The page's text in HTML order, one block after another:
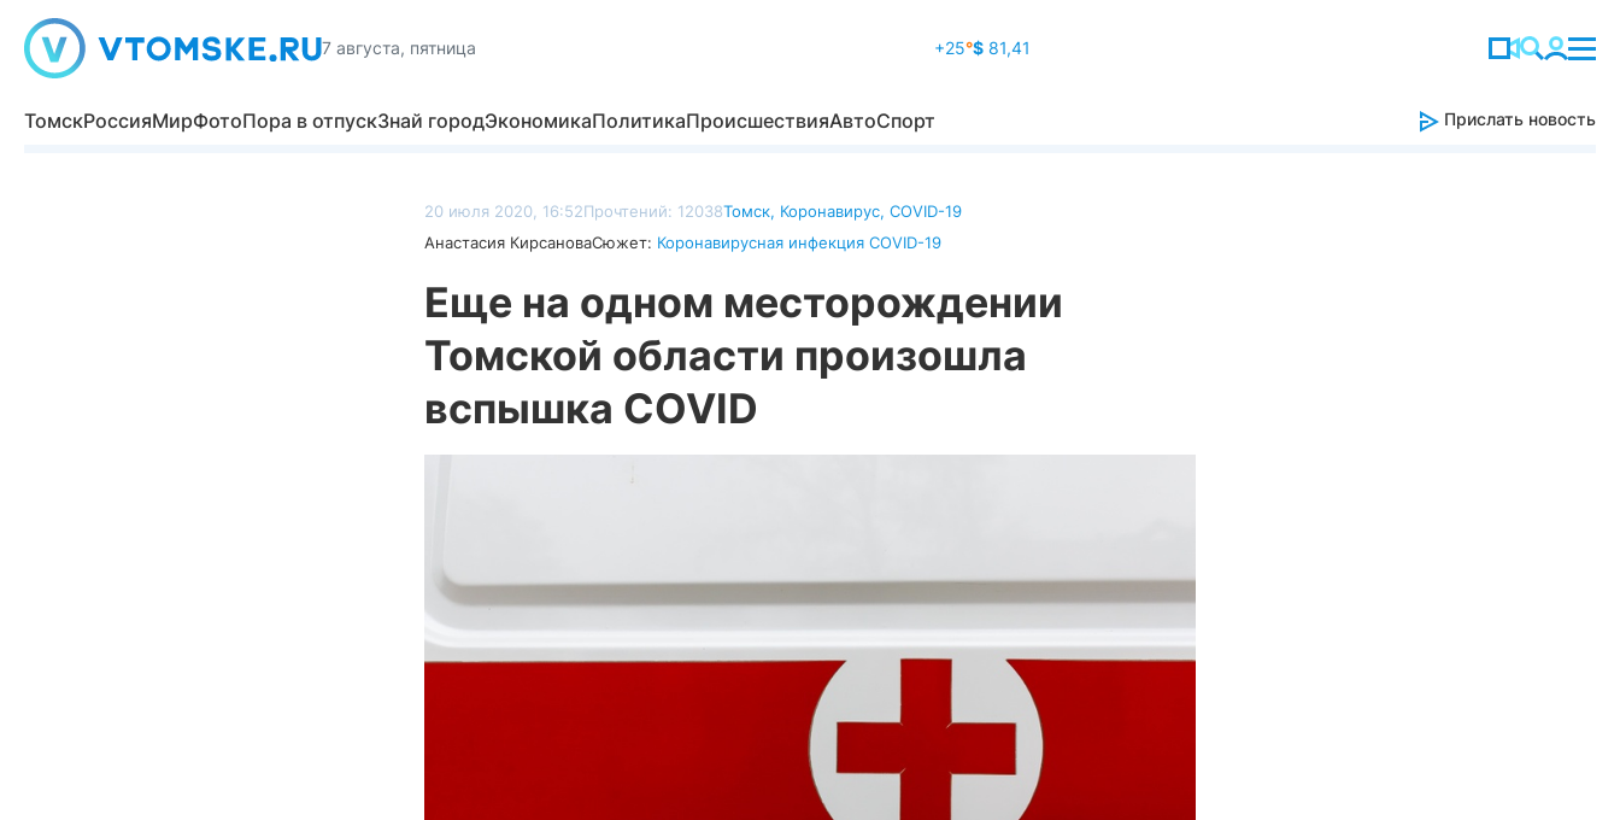
7 августа, пятница +25°$ 81,41
ТомскРоссияМирФотоПора в отпускЗнай городЭкономикаПолитикаПроисшествияАвтоСпорт Прислать новость
20 июля 2020, 16:52Прочтений: 12038Томск, Коронавирус, COVID-19
Анастасия КирсановаСюжет: Коронавирусная инфекция COVID-19
Еще на одном месторождении
Томской области произошла
вспышка COVID